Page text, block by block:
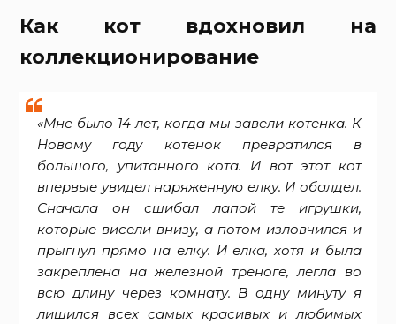
Как кот вдохновил на
коллекционирование
«Мне было 14 лет, когда мы завели котенка. К
Новому году котенок превратился в
большого, упитанного кота. И вот этот кот
впервые увидел наряженную елку. И обалдел.
Сначала он сшибал лапой те игрушки,
которые висели внизу, а потом изловчился и
прыгнул прямо на елку. И елка, хотя и была
закреплена на железной треноге, легла во
всю длину через комнату. В одну минуту я
лишился всех самых красивых и любимых